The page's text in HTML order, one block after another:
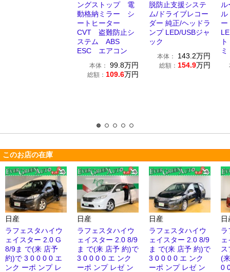
ングストップ 電
動格納ミラー シ
ートヒーター
CVT 盗難防止シ
ステム ABS
ESC エアコン
本体： 99.8万円
総額： 109.6万円
脱防止支援システ
ム/ドライブレコー
ダー 純正/ヘッドラ
ンプ LED/USBジャ
ック
本体： 143.2万円
総額： 154.9万円
このお店の在庫
日産
ラフェスタハイウ
ェイスター 2.0 G
8/9ま で(来 店予
約)で 3 0 0 0 0 エ
ンク ーポ ンプ レ
日産
ラフェスタハイウ
ェイスター 2.0 8/9
ま で(来 店予 約)で
3 0 0 0 0 エ ンク
ーポ ンプ レゼ ン
日産
ラフェスタハイウ
ェイスター 2.0 8/9
ま で(来 店予 約)で
3 0 0 0 0 エ ンク
ーポ ンプ レゼ ン
日
ラ
(
0